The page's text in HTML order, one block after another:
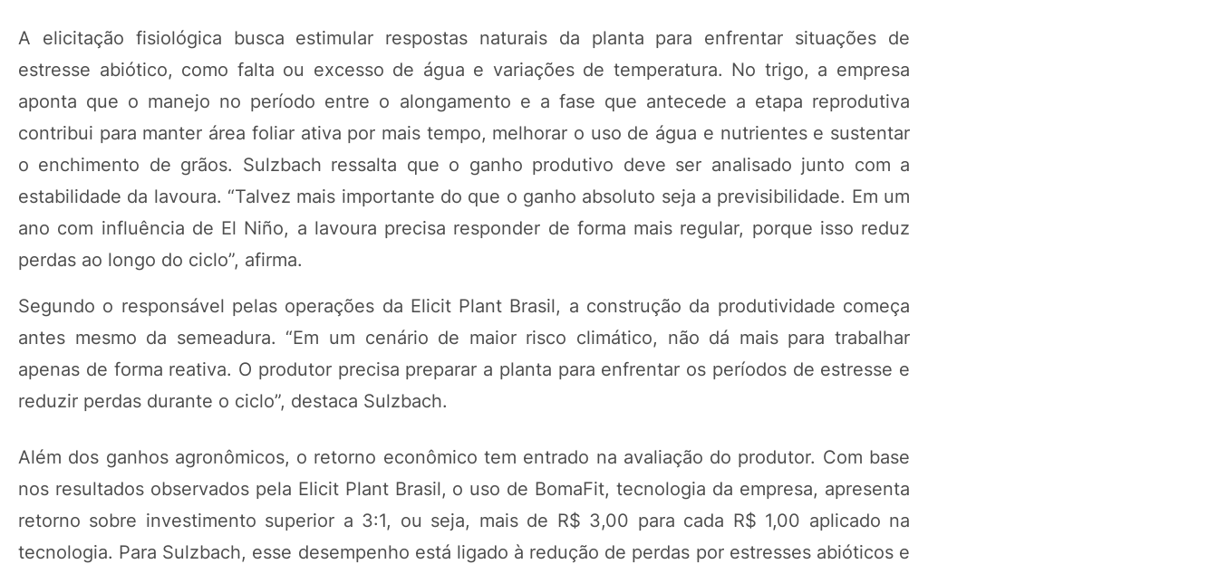
A elicitação fisiológica busca estimular respostas naturais da planta para enfrentar situações de
estresse abiótico, como falta ou excesso de água e variações de temperatura. No trigo, a empresa
aponta que o manejo no período entre o alongamento e a fase que antecede a etapa reprodutiva
contribui para manter área foliar ativa por mais tempo, melhorar o uso de água e nutrientes e sustentar
o enchimento de grãos. Sulzbach ressalta que o ganho produtivo deve ser analisado junto com a
estabilidade da lavoura. “Talvez mais importante do que o ganho absoluto seja a previsibilidade. Em um
ano com influência de El Niño, a lavoura precisa responder de forma mais regular, porque isso reduz
perdas ao longo do ciclo”, afirma.
Segundo o responsável pelas operações da Elicit Plant Brasil, a construção da produtividade começa
antes mesmo da semeadura. “Em um cenário de maior risco climático, não dá mais para trabalhar
apenas de forma reativa. O produtor precisa preparar a planta para enfrentar os períodos de estresse e
reduzir perdas durante o ciclo”, destaca Sulzbach.
Além dos ganhos agronômicos, o retorno econômico tem entrado na avaliação do produtor. Com base
nos resultados observados pela Elicit Plant Brasil, o uso de BomaFit, tecnologia da empresa, apresenta
retorno sobre investimento superior a 3:1, ou seja, mais de R$ 3,00 para cada R$ 1,00 aplicado na
tecnologia. Para Sulzbach, esse desempenho está ligado à redução de perdas por estresses abióticos e